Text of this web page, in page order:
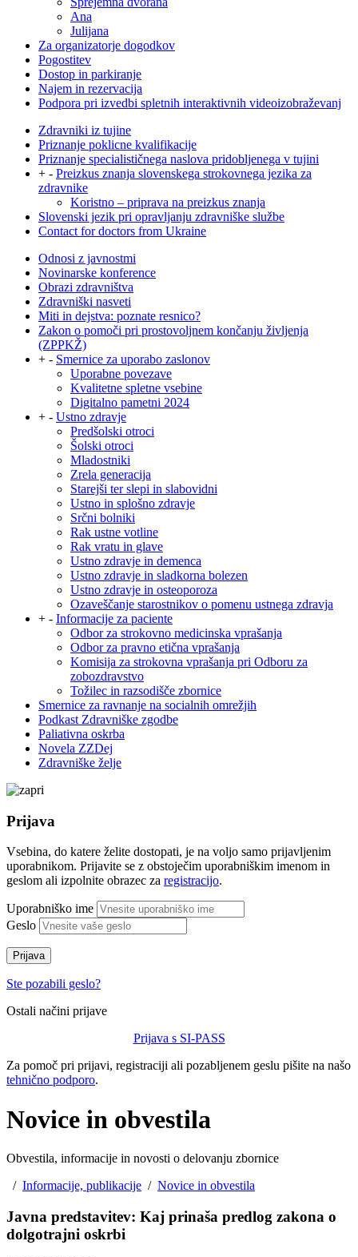
Ana
Julijana
Za organizatorje dogodkov
Pogostitev
Dostop in parkiranje
Najem in rezervacija
Podpora pri izvedbi spletnih interaktivnih videoizobraževanj
Zdravniki iz tujine
Priznanje poklicne kvalifikacije
Priznanje specialističnega naslova pridobljenega v tujini
+ - Preizkus znanja slovenskega strokovnega jezika za
zdravnike
Koristno – priprava na preizkus znanja
Slovenski jezik pri opravljanju zdravniške službe
Contact for doctors from Ukraine
Odnosi z javnostmi
Novinarske konference
Obrazi zdravništva
Zdravniški nasveti
Miti in dejstva: poznate resnico?
Zakon o pomoči pri prostovoljnem končanju življenja
(ZPPKŽ)
+ - Smernice za uporabo zaslonov
Uporabne povezave
Kvalitetne spletne vsebine
Digitalno pametni 2024
+ - Ustno zdravje
Predšolski otroci
Šolski otroci
Mladostniki
Zrela generacija
Starejši ter slepi in slabovidni
Ustno in splošno zdravje
Srčni bolniki
Rak ustne votline
Rak vratu in glave
Ustno zdravje in demenca
Ustno zdravje in sladkorna bolezen
Ustno zdravje in osteoporoza
Ozaveščanje starostnikov o pomenu ustnega zdravja
+ - Informacije za paciente
Odbor za strokovno medicinska vprašanja
Odbor za pravno etična vprašanja
Komisija za strokovna vprašanja pri Odboru za
zobozdravstvo
Tožilec in razsodišče zbornice
Smernice za ravnanje na socialnih omrežjih
Podkast Zdravniške zgodbe
Paliativna oskrba
Novela ZZDej
Zdravniške želje
Prijava
Vsebina, do katere želite dostopati, je na voljo samo prijavljenim
uporabnikom. Prijavite se z obstoječim uporabniškim imenom in
geslom ali izpolnite obrazec za registracijo.
Uporabniško ime
Geslo
Prijava
Ste pozabili geslo?
Ostali načini prijave
Prijava s SI-PASS
Za pomoč pri prijavi, registraciji ali pozabljenem geslu pišite na našo
tehnično podporo.
Novice in obvestila
Obvestila, informacije in novosti o delovanju zbornice
/ Informacije, publikacije / Novice in obvestila
Javna predstavitev: Kaj prinaša predlog zakona o
dolgotrajni oskrbi